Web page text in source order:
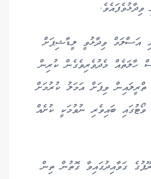
އަސްލަމް ވިދާޅުވީ ލީޑާޝިޕަށް
ހާލަތެއް މެދުވެރިވެގެން ކުރިން
ވިޕަށް އަމަލު ކުރުމަށް
ބައިވެރި ނުވުމަކީ ކުށެއް
ގަވާއިދުގައިވާ ގޮތުން ތިން